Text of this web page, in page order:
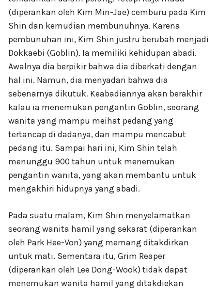
(diperankan oleh Kim Min-Jae) cemburu pada Kim
Shin dan kemudian membunuhnya. Karena
pembunuhan ini, Kim Shin justru berubah menjadi
Dokkaebi (Goblin). Ia memiliki kehidupan abadi.
Awalnya dia berpikir bahwa dia diberkati dengan
hal ini. Namun, dia menyadari bahwa dia
sebenarnya dikutuk. Keabadiannya akan berakhir
kalau ia menemukan pengantin Goblin, seorang
wanita yang mampu meihat pedang yang
tertancap di dadanya, dan mampu mencabut
pedang itu. Sampai hari ini, Kim Shin telah
menunggu 900 tahun untuk menemukan
pengantin wanita, yang akan membantu untuk
mengakhiri hidupnya yang abadi.
Pada suatu malam, Kim Shin menyelamatkan
seorang wanita hamil yang sekarat (diperankan
oleh Park Hee-Von) yang memang ditakdirkan
untuk mati. Sementara itu, Grim Reaper
(diperankan oleh Lee Dong-Wook) tidak dapat
menemukan wanita hamil yang ditakdiekan